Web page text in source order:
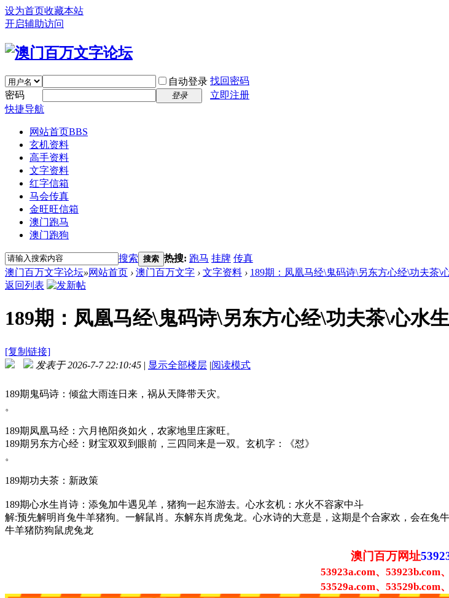
设为首页收藏本站
开启辅助访问
自动登录 找回密码
密码
登录
立即注册
快捷导航
网站首页BBS
玄机资料
高手资料
文字资料
红字信箱
马会传真
金旺旺信箱
澳门跑马
澳门跑狗
搜索 搜索 热搜: 跑马 挂牌 传真
澳门百万文字论坛»网站首页 › 澳门百万文字 › 文字资料 › 189期：凤凰马经\鬼码诗\另东方心经\功夫茶\
返回列表
189期：凤凰马经\鬼码诗\另东方心经\功夫茶\心水
[复制链接]
发表于 2026-7-7 22:10:45 | 显示全部楼层 |阅读模式
189期鬼码诗：倾盆大雨连日来，祸从天降带天灾。
。
189期凤凰马经：六月艳阳炎如火，农家地里庄家旺。
189期另东方心经：财宝双双到眼前，三四同来是一双。玄机字：《怼》
。
189期功夫茶：新政策
189期心水生肖诗：添兔加牛遇见羊，猪狗一起东游去。心水玄机：水火不容家中斗
解:预先解明肖兔牛羊猪狗。一解鼠肖。东解东肖虎兔龙。心水诗的大意是，这期是个合家欢，会在
牛羊猪防狗鼠虎兔龙
澳门百万网址
53923a.com、53923b.com
53529a.com、53529b.com